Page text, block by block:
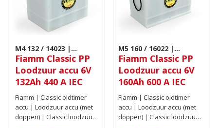
M4 132 / 14023 |
Loodzuur accu (met
doppen)
Fiamm Classic PP
Loodzuur accu 6V
132Ah 440 A IEC
Fiamm | Classic oldtimer
accu | Loodzuur accu (met
doppen) | Classic loodzuur
M5 160 / 16022 |
Loodzuur accu (met
doppen)
Fiamm Classic PP
Loodzuur accu 6V
160Ah 600 A IEC
Fiamm | Classic oldtimer
accu | Loodzuur accu (met
doppen) | Classic loodzuur